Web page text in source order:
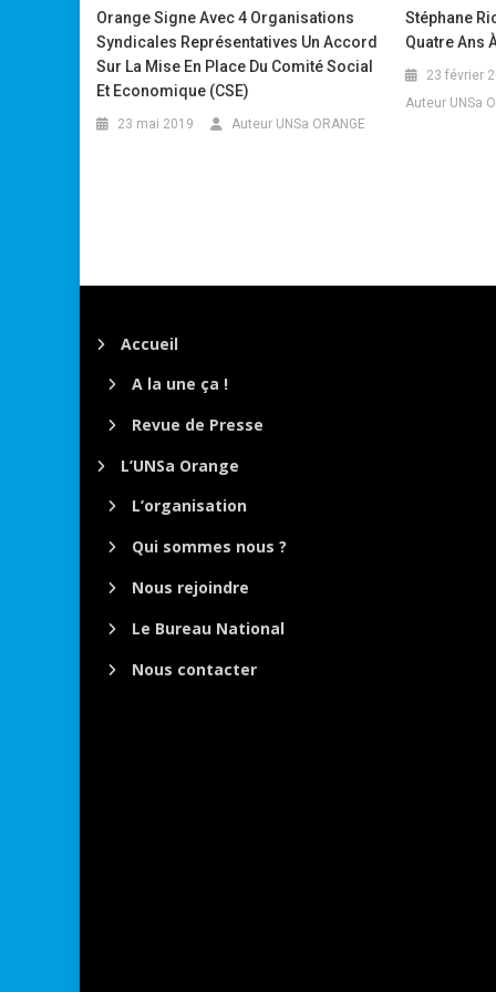
Orange Signe Avec 4 Organisations
Syndicales Représentatives Un Accord
Sur La Mise En Place Du Comité Social
Et Economique (CSE)
23 mai 2019 Auteur UNSa ORANGE
Stéphane
Quatre Ans
23 février
Auteur UNSa
Accueil
A la une ça !
Revue de Presse
L’UNSa Orange
L’organisation
Qui sommes nous ?
Nous rejoindre
Le Bureau National
Nous contacter